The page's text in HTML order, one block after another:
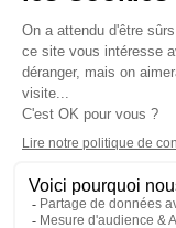
Contactez-nous
confidentialité-